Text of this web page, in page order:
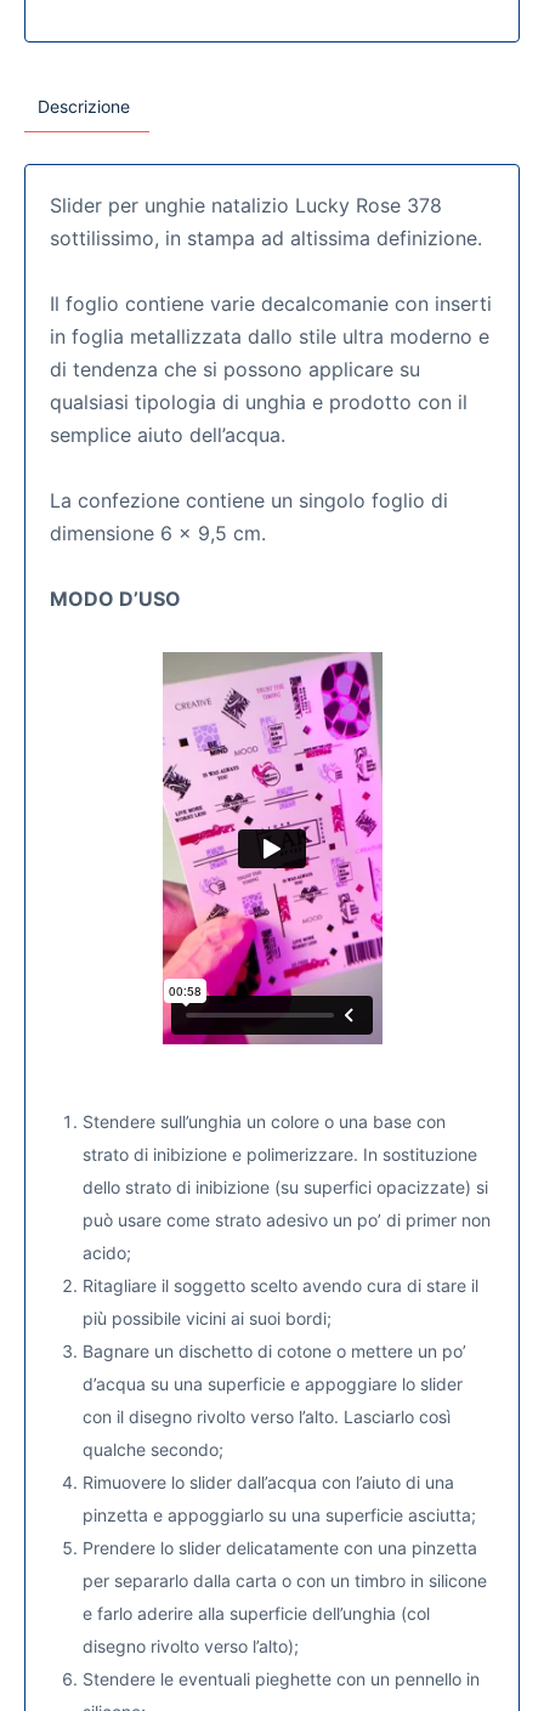
Descrizione
Slider per unghie natalizio Lucky Rose 378
sottilissimo, in stampa ad altissima definizione.
Il foglio contiene varie decalcomanie con inserti
in foglia metallizzata dallo stile ultra moderno e
di tendenza che si possono applicare su
qualsiasi tipologia di unghia e prodotto con il
semplice aiuto dell’acqua.
La confezione contiene un singolo foglio di
dimensione 6 x 9,5 cm.
MODO D’USO
Stendere sull’unghia un colore o una base con
strato di inibizione e polimerizzare. In sostituzione
dello strato di inibizione (su superfici opacizzate) si
può usare come strato adesivo un po’ di primer non
acido;
Ritagliare il soggetto scelto avendo cura di stare il
più possibile vicini ai suoi bordi;
Bagnare un dischetto di cotone o mettere un po’
d’acqua su una superficie e appoggiare lo slider
con il disegno rivolto verso l’alto. Lasciarlo così
qualche secondo;
Rimuovere lo slider dall’acqua con l’aiuto di una
pinzetta e appoggiarlo su una superficie asciutta;
Prendere lo slider delicatamente con una pinzetta
per separarlo dalla carta o con un timbro in silicone
e farlo aderire alla superficie dell’unghia (col
disegno rivolto verso l’alto);
Stendere le eventuali pieghette con un pennello in